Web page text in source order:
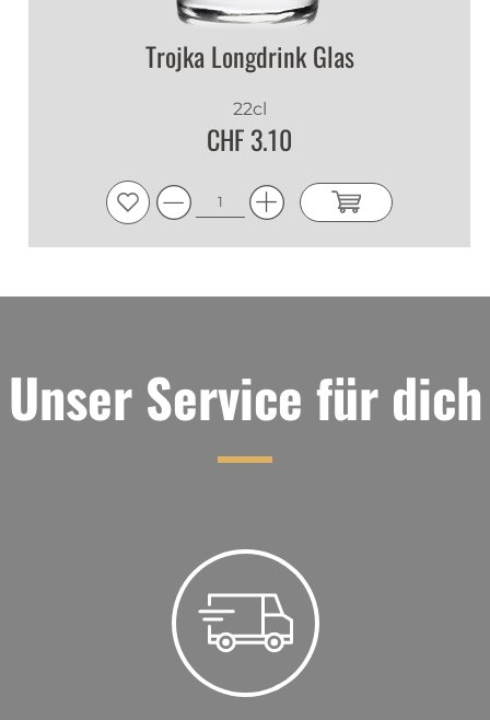
Trojka Longdrink Glas
22cl
CHF 3.10
Unser Service für dich